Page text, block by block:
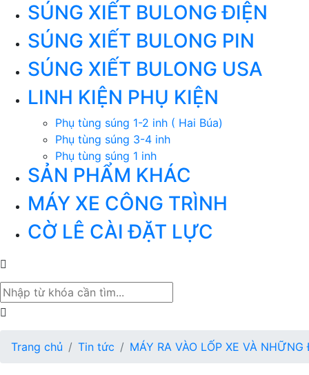
SÚNG XIẾT BULONG ĐIỆN
SÚNG XIẾT BULONG PIN
SÚNG XIẾT BULONG USA
LINH KIỆN PHỤ KIỆN
Phụ tùng súng 1-2 inh ( Hai Búa)
Phụ tùng súng 3-4 inh
Phụ tùng súng 1 inh
SẢN PHẨM KHÁC
MÁY XE CÔNG TRÌNH
CỜ LÊ CÀI ĐẶT LỰC
Trang chủ Tin tức MÁY RA VÀO LỐP XE VÀ